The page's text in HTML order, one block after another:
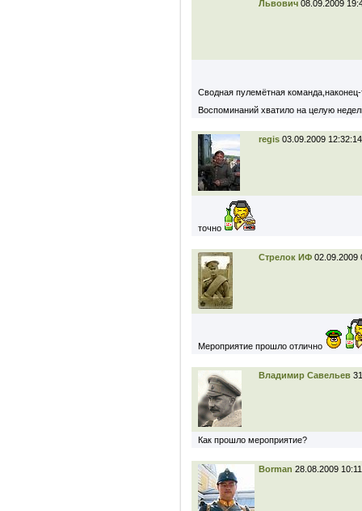
Львович 08.09.2009
Сводная пулемётная
Воспоминаний хватило на целую
regis 03.09.2009 12:32:14
точно
Стрелок ИФ 02.09.2009
Мероприятие прошло отлично
Владимир Савельев
Как прошло мероприятие?
Borman 28.08.2009